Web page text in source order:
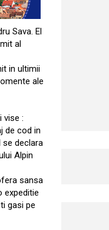
Sava. El
al
in ultimii
ale
vise :
de cod in
se declara
Alpin
sansa
expeditie
gasi pe